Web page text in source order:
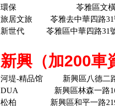
環保
苓雅區文
旅居文旅
苓雅去中華四路
新世代 苓雅區中華四路31號
新興（加200車
河堤-精品馆 新興區八德二
DUA
新興區林森一路
松柏
新興區和平一路